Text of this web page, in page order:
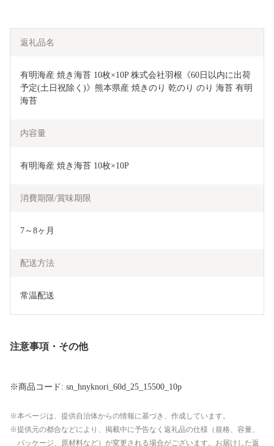
返礼品名
有明海産 焼き海苔 10枚×10P 株式会社羽根《60日以内に出荷
予定(土日祝除く)》熊本県産 焼きのり 乾のり のり 海苔 有明
海苔
内容量
有明海産 焼き海苔 10枚×10P
消費期限/賞味期限
7～8ヶ月
配送方法
常温配送
注意事項・その他
※商品コード: sn_hnyknori_60d_25_15500_10p
本ページは、提供自治体からの情報に基づき、作成しています。
提供元の都合などにより、掲載中に予告なく返礼品の仕様（規格、容量、
パッケージ、原材料など）が変更される場合がございます。お届けした返